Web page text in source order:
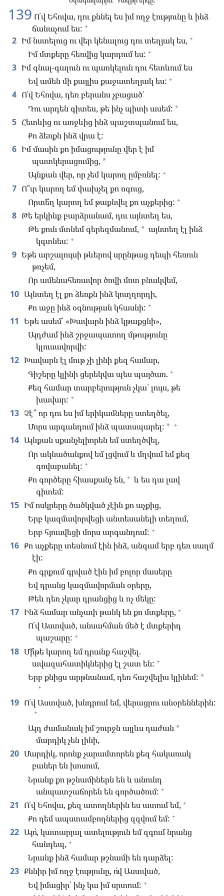
139 Ո՛վ Եհովա, դու քննել ես իմ ողջ էությունը և ինձ
ճանաչում ես: +
2 Իմ նստելուց ու վեր կենալուց դու տեղյակ ես, +
Իմ մտքերը հեռվից կարդում ես: +
3 Իմ գնալ-գալուն ու պառկելուն դու հետևում ես
Եվ ամեն մի քայլիս քաջատեղյակ ես: +
4 Ո՛վ Եհովա, դեռ բերանս չբացած՝
Դու արդեն գիտես, թե ինչ պիտի ասեմ: +
5 Հետևից ու առջևից ինձ պաշտպանում ես,
Քո ձեռքն ինձ վրա է:
6 Իմ մասին քո իմացությունը վեր է իմ
պատկերացումից, *
Այնքան վեր, որ չեմ կարող ըմբռնել: +
7 Ո՞ւր կարող եմ փախչել քո ոգուց,
Որտե՞ղ կարող եմ թաքնվել քո աչքերից: +
8 Թե երկինք բարձրանամ, դու այնտեղ ես,
Թե քուն մտնեմ գերեզմանում, * այնտեղ էլ ինձ
կգտնես: +
9 Եթե արշալույսի թևերով սրընթաց դեպի հեռուն
թռչեմ,
Որ ամենահեռավոր ծովի մոտ բնակվեմ,
10 Այնտեղ էլ քո ձեռքն ինձ կուղղորդի,
Քո աջը ինձ օգնության կհասնի: +
11 Եթե ասեմ՝ «Խավարն ինձ կթաքցնի»,
Այդժամ ինձ շրջապատող մթությունը
կլուսավորվի:
12 Խավարն էլ մութ չի լինի քեզ համար,
Գիշերը կլինի ցերեկվա պես պայծառ. +
Քեզ համար տարբերություն չկա՝ լույս, թե
խավար: +
13 Չէ՞ որ դու ես իմ երիկամները ստեղծել,
Մորս արգանդում ինձ պատսպարել: * +
14 Այնքան սքանչելիորեն եմ ստեղծվել,
Որ ակնածանքով եմ լցվում և մղվում եմ քեզ
գովաբանել: +
Քո գործերը հիասքանչ են, + և ես դա լավ
գիտեմ:
15 Իմ ոսկրերը ծածկված չէին քո աչքից,
Երբ կազմավորվեցի անտեսանելի տեղում,
Երբ հյուսվեցի մորս արգանդում: +
16 Քո աչքերը տեսնում էին ինձ, անգամ երբ դեռ սաղմ
էի:
Քո գրքում գրված էին իմ բոլոր մասերը
Եվ դրանց կազմավորման օրերը,
Թեև դեռ չկար դրանցից և ոչ մեկը:
17 Ինձ համար անչափ թանկ են քո մտքերը, +
Ո՛վ Աստված, անսահման մեծ է մտքերիդ
պաշարը: +
18 Մի՞թե կարող եմ դրանք հաշվել.
ավազահատիկներից էլ շատ են: +
Երբ քնիցս արթնանամ, դեռ հաշվելիս կլինեմ: *
+
19 Ո՛վ Աստված, խնդրում եմ, վերացրու անօրեններին:
+
Այդ ժամանակ իմ շուրջն այլևս դաժան *
մարդիկ չեն լինի,
20 Մարդիկ, որոնք չարամտորեն քեզ հակառակ
բաներ են խոսում,
Նրանք քո թշնամիներն են և անունդ
անպատշաճորեն են գործածում: +
21 Ո՛վ Եհովա, քեզ ատողներին ես ատում եմ, +
Քո դեմ ապստամբողներից զզվում եմ: +
22 Այո՛, կատարյալ ատելություն եմ զգում նրանց
հանդեպ, +
Նրանք ինձ համար թշնամի են դարձել:
23 Քննիր իմ ողջ էությունը, ո՛վ Աստված,
Եվ իմացիր՝ ինչ կա իմ սրտում: +